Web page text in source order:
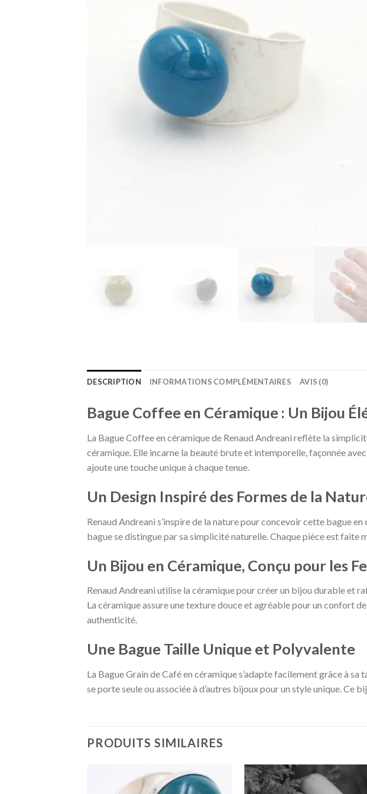
DESCRIPTION INFORMATIONS COMPLÉMENTAIRES AVIS (0)
Bague Coffee en Céramique : Un Bijou
La Bague Coffee en céramique de Renaud Andreani reflète la
céramique. Elle incarne la beauté brute et intemporelle, façonnée
ajoute une touche unique à chaque tenue.
Un Design Inspiré des Formes de la
Renaud Andreani s’inspire de la nature pour concevoir cette bague
bague se distingue par sa simplicité naturelle. Chaque pièce est faite
Un Bijou en Céramique, Conçu pour les
Renaud Andreani utilise la céramique pour créer un bijou durable et
La céramique assure une texture douce et agréable pour un confort
authenticité.
Une Bague Taille Unique et Polyvalente
La Bague Grain de Café en céramique s’adapte facilement grâce à
se porte seule ou associée à d’autres bijoux pour un style unique.
PRODUITS SIMILAIRES